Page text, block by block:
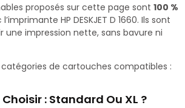
proposés sur cette page sont 100 %
HP DESKJET D 1660. Ils sont
une impression nette, sans bavure ni
de cartouches compatibles :
: Standard Ou XL ?